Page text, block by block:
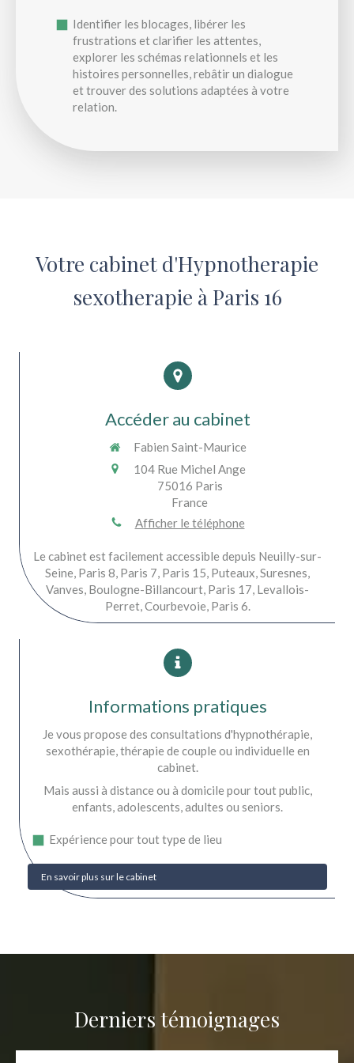
Identifier les blocages, libérer les
frustrations et clarifier les attentes,
explorer les schémas relationnels et les
histoires personnelles, rebâtir un dialogue
et trouver des solutions adaptées à votre
relation.
Votre cabinet d'Hypnotherapie
sexotherapie à Paris 16
Accéder au cabinet
Fabien Saint-Maurice
104 Rue Michel Ange
75016 Paris
France
Afficher le téléphone
Le cabinet est facilement accessible depuis Neuilly-sur-
Seine, Paris 8, Paris 7, Paris 15, Puteaux, Suresnes,
Vanves, Boulogne-Billancourt, Paris 17, Levallois-
Perret, Courbevoie, Paris 6.
Informations pratiques
Je vous propose des consultations d'hypnothérapie,
sexothérapie, thérapie de couple ou individuelle en
cabinet.
Mais aussi à distance ou à domicile pour tout public,
enfants, adolescents, adultes ou seniors.
Expérience pour tout type de lieu
En savoir plus sur le cabinet
Derniers témoignages